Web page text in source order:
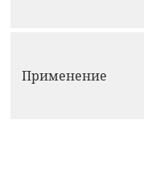
Применение